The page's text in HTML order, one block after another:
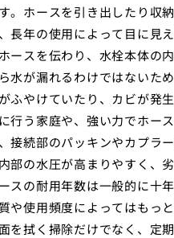
。ホースを引き出したり収
長年の使用によって目に見
ースを伝わり、水栓本体の
水が漏れるわけではないた
ふやけていたり、カビが発
行う家庭や、強い力でホー
接続部のパッキンやカプラ
部の水圧が高まりやすく、
スの耐用年数は一般的に十
や使用頻度によってはもっ
を拭く掃除だけでなく、定